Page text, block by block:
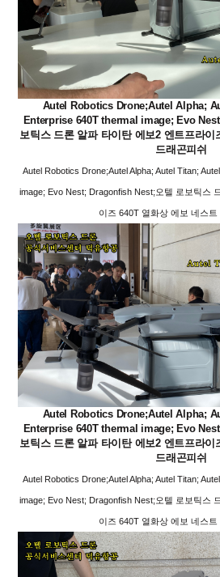
Autel Robotics Drone;Autel Alpha;
Enterprise 640T thermal image; Evo
보틱스 드론 알파 타이탄 에보2 엔트프라이
드래곤피쉬
Autel Robotics Drone;Autel Alpha; Autel Titan;
image; Evo Nest; Dragonfish Nest;오텔 로보틱스
이즈 640T 열화상 에보 네스트
Autel Robotics Drone;Autel Alpha;
Enterprise 640T thermal image; Evo
보틱스 드론 알파 타이탄 에보2 엔트프라이
드래곤피쉬
Autel Robotics Drone;Autel Alpha; Autel Titan;
image; Evo Nest; Dragonfish Nest;오텔 로보틱스
이즈 640T 열화상 에보 네스트